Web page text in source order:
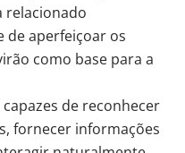
relacionado
de aperfeiçoar os
como base para a
de reconhecer
fornecer informações